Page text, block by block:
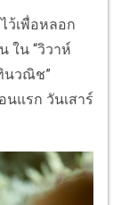
ว้เพื่อหลอก
ใน “วิวาห์
นวณิช”
นแรก วันเสาร์